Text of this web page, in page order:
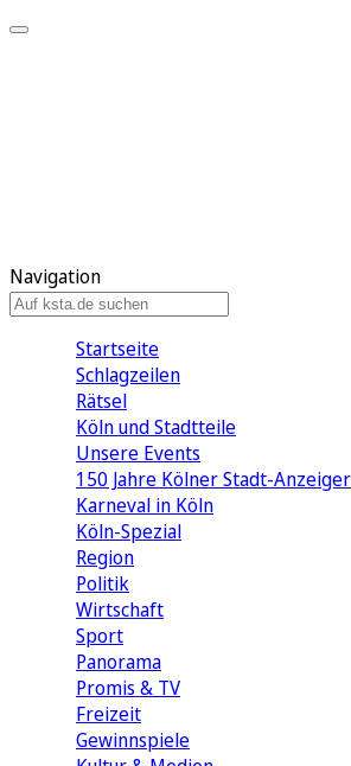
Navigation
Startseite
Schlagzeilen
Rätsel
Köln und Stadtteile
Unsere Events
150 Jahre Kölner Stadt-Anzeiger
Karneval in Köln
Köln-Spezial
Region
Politik
Wirtschaft
Sport
Panorama
Promis & TV
Freizeit
Gewinnspiele